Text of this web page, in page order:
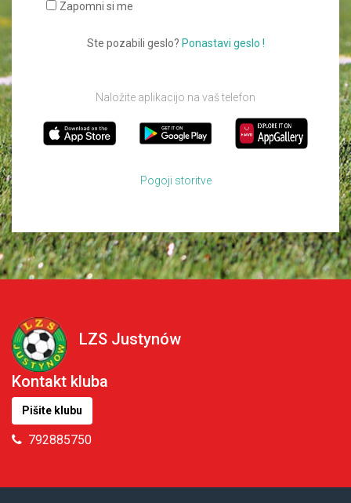
Zapomni si me
Ste pozabili geslo? Ponastavi geslo !
Naložite aplikacijo na vaš telefon
Pogoji storitve
LZS Justynów
Kontakt kluba
Pišite klubu
792885750